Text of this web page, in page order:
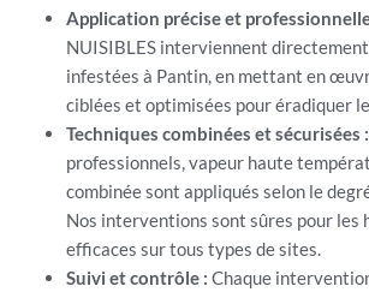
Application précise et
NUISIBLES interviennent
infestées à Pantin, en mettant en
ciblées et optimisées pour éradiquer
Techniques combinées et sécurisées :
professionnels, vapeur haute
combinée sont appliqués selon le
Nos interventions sont sûres pour les
efficaces sur tous types de sites.
Suivi et contrôle : Chaque